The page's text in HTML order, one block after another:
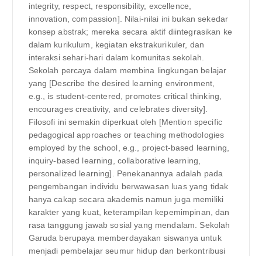
integrity, respect, responsibility, excellence,
innovation, compassion]. Nilai-nilai ini bukan sekedar
konsep abstrak; mereka secara aktif diintegrasikan ke
dalam kurikulum, kegiatan ekstrakurikuler, dan
interaksi sehari-hari dalam komunitas sekolah.
Sekolah percaya dalam membina lingkungan belajar
yang [Describe the desired learning environment,
e.g., is student-centered, promotes critical thinking,
encourages creativity, and celebrates diversity].
Filosofi ini semakin diperkuat oleh [Mention specific
pedagogical approaches or teaching methodologies
employed by the school, e.g., project-based learning,
inquiry-based learning, collaborative learning,
personalized learning]. Penekanannya adalah pada
pengembangan individu berwawasan luas yang tidak
hanya cakap secara akademis namun juga memiliki
karakter yang kuat, keterampilan kepemimpinan, dan
rasa tanggung jawab sosial yang mendalam. Sekolah
Garuda berupaya memberdayakan siswanya untuk
menjadi pembelajar seumur hidup dan berkontribusi